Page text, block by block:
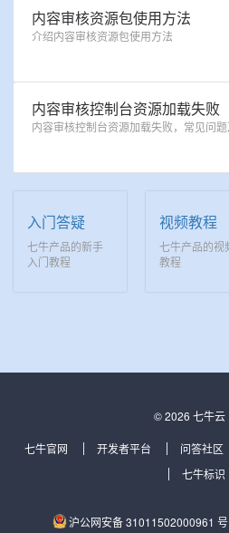
内容审核资源包使用方法
介绍内容审核资源包使用方法
内容审核控制台资源加载失败
内容审核控制台资源加载失败，常见问
入门答疑
七牛产品的新手
入门教程
视频教程
七牛产品的视
教程
© 2026 七牛云
七牛官网 开发者平台 问答社区
七牛标识
沪公网安备 31011502000961 号